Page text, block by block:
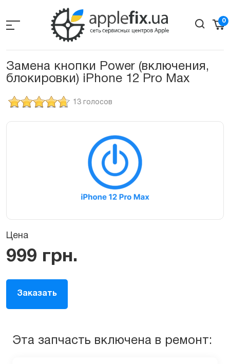
the
0
Замена кнопки Power (включения,
блокировки) iPhone 12 Pro Max
13 голосов
Цена
999 грн.
Заказать
Эта запчасть включена в ремонт: